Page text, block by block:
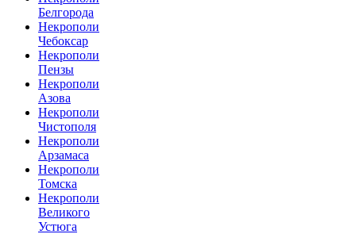
Белгорода
Некрополи
Чебоксар
Некрополи
Пензы
Некрополи
Азова
Некрополи
Чистополя
Некрополи
Арзамаса
Некрополи
Томска
Некрополи
Великого
Устюга